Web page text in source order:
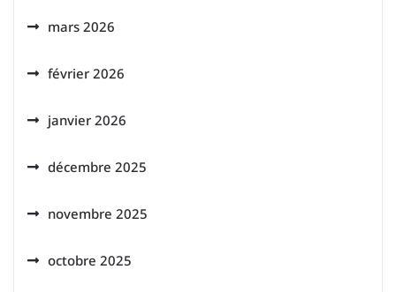
mars 2026
février 2026
janvier 2026
décembre 2025
novembre 2025
octobre 2025